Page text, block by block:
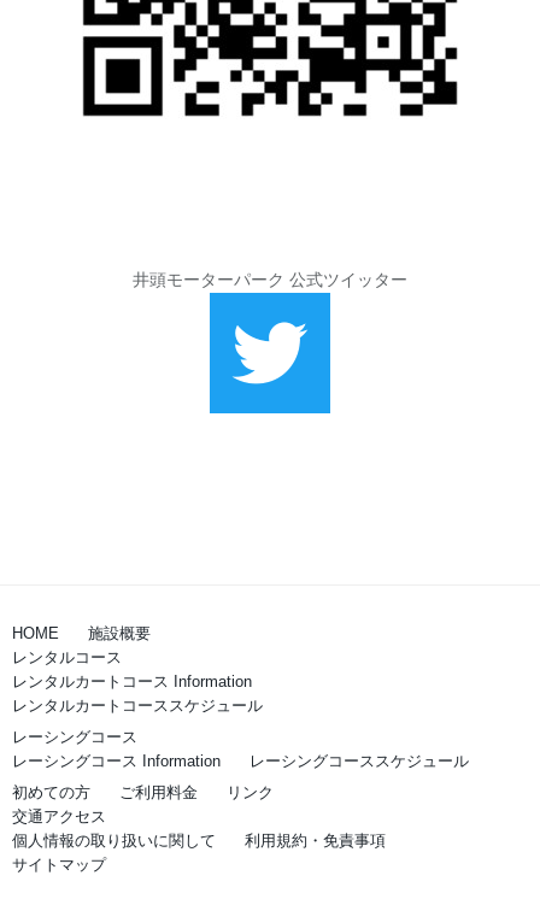
井頭モーターパーク 公式ツイッター
HOME
施設概要
レンタルコース
レンタルカートコース Information
レンタルカートコーススケジュール
レーシングコース
レーシングコース Information
レーシングコーススケジュール
初めての方
ご利用料金
リンク
交通アクセス
個人情報の取り扱いに関して
利用規約・免責事項
サイトマップ